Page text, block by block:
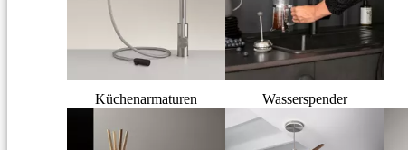
Küchenarmaturen Wasserspender